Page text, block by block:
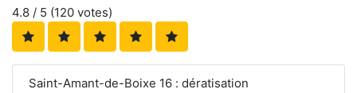
4.8 / 5 (120 votes)
Saint-Amant-de-Boixe 16 : dératisation